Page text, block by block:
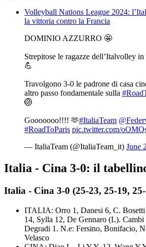
Volleyball Nations League 2024:
la vittoria contro la Francia
DOMINIO AZZURRO 🤩
Strepitose le ragazze dell’Italvolley in
💪
Travolgono 3-0 le padrone di casa
altro passo fondamentale sulla
🏐
Gooooooo!!!! 🫶#ItaliaTeam
#RoadToParis pic.twitter.com/
— ItaliaTeam (@ItaliaTeam_it) June
Italia - Cina 3-0: il
Italia - Cina 3-0 (25-23, 25-19,
ITALIA: Orro 1, Danesi 6, C.
14, Sylla 12, De Gennaro (L).
Degradi 1. N.e: Fersino, Bonifacio,
Velasco